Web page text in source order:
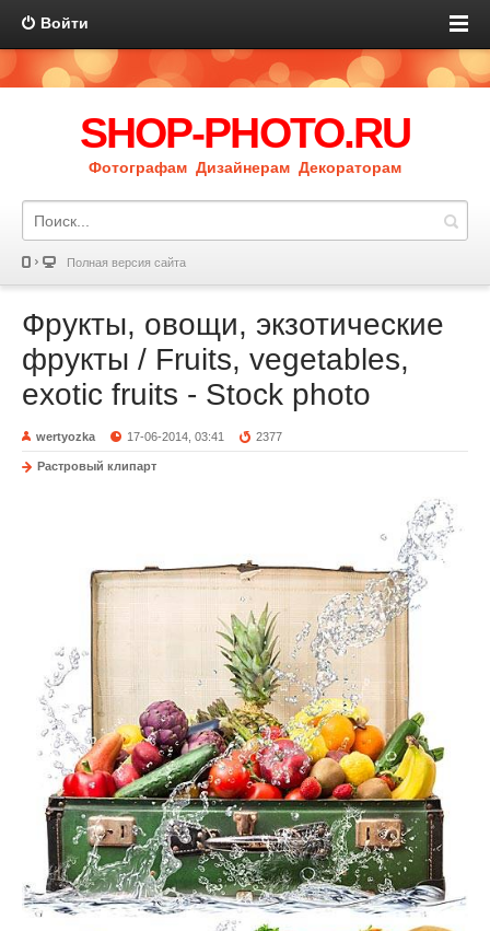
Войти
SHOP-PHOTO.RU
Фотографам Дизайнерам Декораторам
Полная версия сайта
Фрукты, овощи, экзотические
фрукты / Fruits, vegetables,
exotic fruits - Stock photo
wertyozka 17-06-2014, 03:41 2377
Растровый клипарт